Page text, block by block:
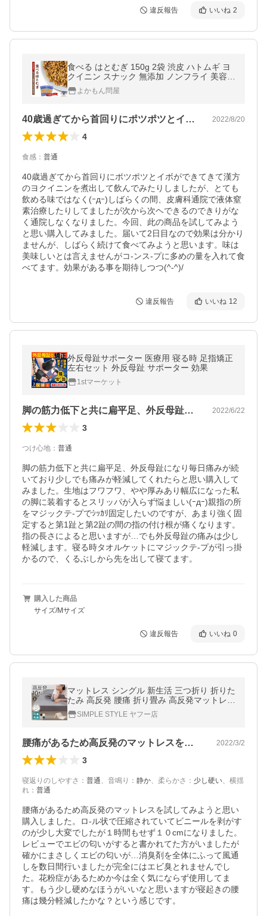
違反報告 いいね 2
食べる はとむぎ 150g 2袋 渋皮 ハトムギ ヨ
クイニン スナック 無添加 ノンフライ 美容食
チャック スーパーフード
よかもん問屋
40歳過ぎてから首回りにポツポツとイボ… 2022/8/20
4
食感 ： 普通
40歳過ぎてから首回りにポツポツとイボができてきて漢方
のヨクイニンを煮出して飲んでみたりしましたが、とても
飲める味ではなく(ｰдｰ)しばらくの間、皮膚科通院で液体窒
素治療したりしてましたが次から次ヘできるのできりがな
く通院しなくなりました。今回、此の商品を試してみよう
と思い購入してみました。届いて2日目なので効果は分かり
ませんが、しばらく続けて食べてみようと思います。味は
美味しいとは言えませんがコ-ンス-プに多めの量を入れて食
べてます。効果がある事を期待しつつ(^-^)/
違反報告 いいね 12
外反母趾サポーター 医療用 寝る時 足指矯正
左右セット 外反母趾 サポーター 効果
1stマーケット
脚の筋力低下と共に扁平足、外反母趾にな… 2022/6/22
3
つけ心地 ： 普通
脚の筋力低下と共に扁平足、外反母趾になり毎日痛みが続
いており少しでも痛みが軽減してくれたらと思い購入して
みました。生地はフワフワ、やや厚みあり幅広になった私
の脚に装着するとスリッパが入らず悩ましい(ｰдｰ)親指の所
をマジックテ-プでｼｯｶﾘ固定したいのですが、あまり強く固
定すると第1趾と第2趾の間の指の付け根が痛くなります。
指の長さによると思いますが…でも外反母趾の痛みは少し
軽減します。寝る時タオルケットにマジックテ-プが引っ掛
かるので、くるぶしから先を出して寝てます。
購入した商品
サイズ/Mサイズ
違反報告 いいね 0
マットレス シングル 新生活 三つ折り 折りた
たみ 高反発 腰痛 折り畳み 高反発マットレス
ベッドマットレス 硬め 硬い シングルマット
レス 安い
SIMPLE STYLE ヤフー店
腰痛があるため高反発のマットレスを試し… 2022/3/2
3
寝返りのしやすさ ： 普通、 音鳴り ： 静か、 柔らかさ ： 少し硬い、 横揺
れ ： 普通
腰痛があるため高反発のマットレスを試してみようと思い
購入しました。ロ-ル状で圧縮されていてビニールを剥がす
のが少し大変でしたが１時間もせず１０cmになりました。
レビューでエビの匂いがすると書かれてた方がいましたが
確かにまさしくエビの匂いが…消臭剤を全体にふって風通
しを数日間行いましたが完全にはエビ臭とれませんでし
た。花粉症があるためか今は全く気にならず使用してま
す。もう少し硬めなほうがいいなと思いますが寝起きの腰
痛は幾分軽減したかな？という感じです。